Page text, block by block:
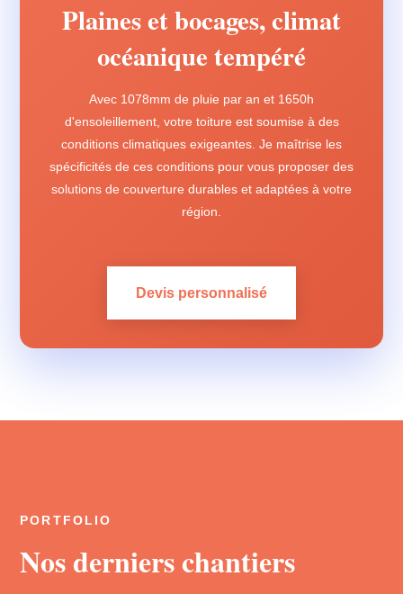
Plaines et bocages, climat
océanique tempéré
Avec 1078mm de pluie par an et 1650h
d'ensoleillement, votre toiture est soumise à des
conditions climatiques exigeantes. Je maîtrise les
spécificités de ces conditions pour vous proposer des
solutions de couverture durables et adaptées à votre
région.
Devis personnalisé
PORTFOLIO
Nos derniers chantiers